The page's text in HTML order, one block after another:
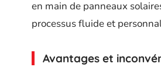
en main de panneaux
processus fluide et
Avantages et